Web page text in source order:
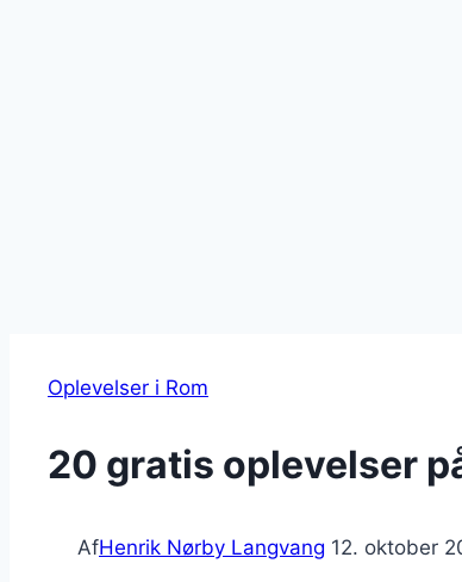
Oplevelser i Rom
20 gratis oplevelser
AfHenrik Nørby Langvang 12. oktober